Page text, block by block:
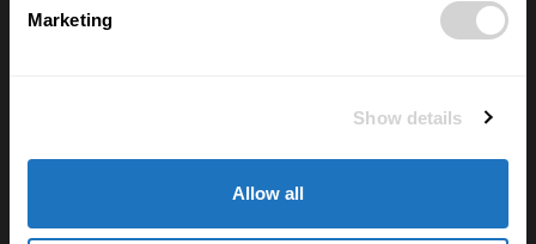
Marketing
Show details
Allow all
Elektřina je teď často zdarma a většina
Využití vlečkové sítě pro vybudování
Ostravsku a Karvinsku